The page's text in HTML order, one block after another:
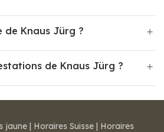
de Knaus Jürg ?
de Knaus Jürg ?
jaune | Horaires Suisse | Horaires